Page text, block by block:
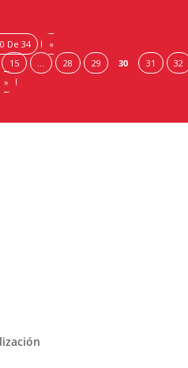
De 34
«
15 ... 28 29 30 31
32
»